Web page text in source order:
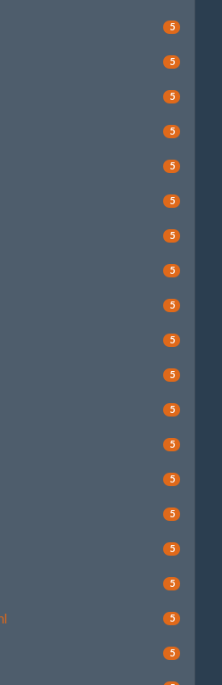
5
5
5
5
5
5
5
5
5
5
5
5
5
5
5
5
5
5
5